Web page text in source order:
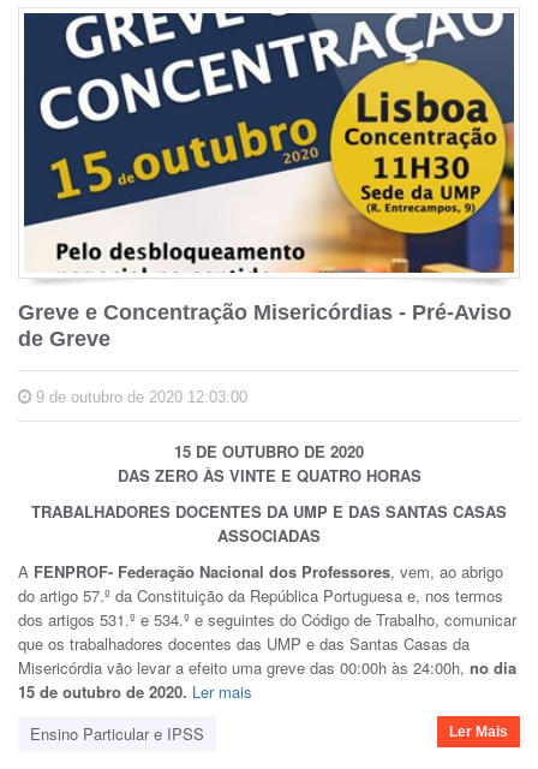
Greve e Concentração Misericórdias - Pré-Aviso
de Greve
9 de outubro de 2020 12:03:00
15 DE OUTUBRO DE 2020
DAS ZERO ÀS VINTE E QUATRO HORAS
TRABALHADORES DOCENTES DA UMP E DAS SANTAS CASAS
ASSOCIADAS
A FENPROF- Federação Nacional dos Professores, vem, ao abrigo
do artigo 57.º da Constituição da República Portuguesa e, nos termos
dos artigos 531.º e 534.º e seguintes do Código de Trabalho, comunicar
que os trabalhadores docentes das UMP e das Santas Casas da
Misericórdia vão levar a efeito uma greve das 00:00h às 24:00h, no dia
15 de outubro de 2020. Ler mais
Ensino Particular e IPSS
Ler Mais